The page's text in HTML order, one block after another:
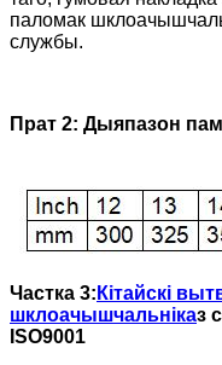
паломак
службы.
Прат 2: Дыяпазон
Частка 3: Кітайскі
шклоачышчальніказ
ISO9001